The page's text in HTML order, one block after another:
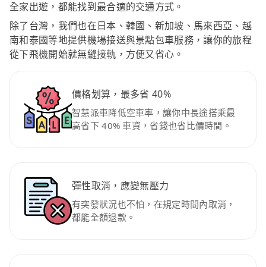
全家出遊，都能找到最合適的交通方式。
除了台灣，我們也在日本、韓國、新加坡、馬來西亞、越
南和泰國等地提供機場接送與景點包車服務，讓你的旅程
從下飛機開始就無縫接軌，方便又省心。
價格划算，最多省 40%
智慧派車降低空車率，讓你中長途搭乘最
高省下 40% 車資，省錢也省比價時間。
彈性取消，應變無壓力
有突發狀況也不怕，在規定時間內取消，
都能全額退款。